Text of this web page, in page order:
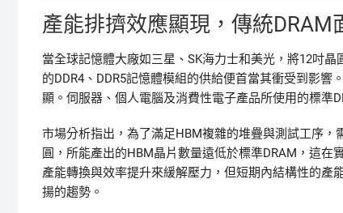
產能排擠效應顯現，傳統
當全球記憶體大廠如三星、SK海力士和美光，將12吋
的DDR4、DDR5記憶體模組的供給便首當其衝受到影
顯。伺服器、個人電腦及消費性電子產品所使用的標準
市場分析指出，為了滿足HBM複雜的堆疊與測試工序
圓，所能產出的HBM晶片數量遠低於標準DRAM，這
產能轉換與效率提升來緩解壓力，但短期內結構性的產
揚的趨勢。